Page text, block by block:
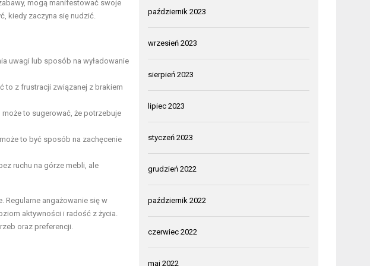
mogą manifestować swoje
kiedy zaczyna się nudzić.
uwagi lub sposób na wyładowanie
to z frustracji związanej z brakiem
to sugerować, że potrzebuje
to być sposób na zachęcenie
ruchu na górze mebli, ale
angażowanie się w
aktywności i radość z życia.
oraz preferencji.
październik 2023
wrzesień 2023
sierpień 2023
lipiec 2023
styczeń 2023
grudzień 2022
październik 2022
czerwiec 2022
maj 2022